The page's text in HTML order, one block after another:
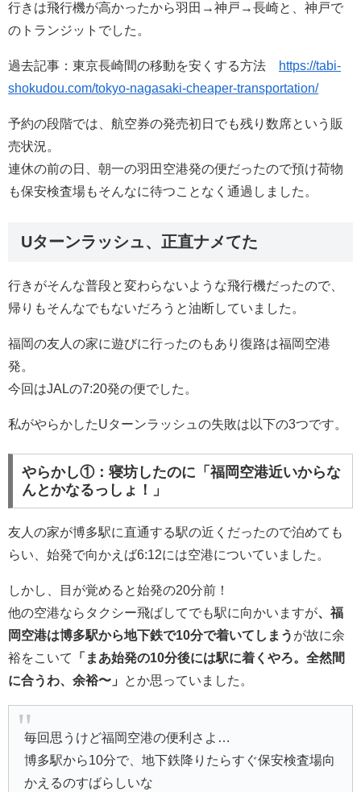
行きは飛行機が高かったから羽田→神戸→長崎と、神戸で
のトランジットでした。
過去記事：東京長崎間の移動を安くする方法
https://tabi-
shokudou.com/tokyo-nagasaki-cheaper-transportation/
予約の段階では、航空券の発売初日でも残り数席という販
売状況。
連休の前の日、朝一の羽田空港発の便だったので預け荷物
も保安検査場もそんなに待つことなく通過しました。
Uターンラッシュ、正直ナメてた
行きがそんな普段と変わらないような飛行機だったので、
帰りもそんなでもないだろうと油断していました。
福岡の友人の家に遊びに行ったのもあり復路は福岡空港
発。
今回はJALの7:20発の便でした。
私がやらかしたUターンラッシュの失敗は以下の3つです。
やらかし①：寝坊したのに「福岡空港近いからな
んとかなるっしょ！」
友人の家が博多駅に直通する駅の近くだったので泊めても
らい、始発で向かえば6:12には空港についていました。
しかし、目が覚めると始発の20分前！
他の空港ならタクシー飛ばしてでも駅に向かいますが、福
岡空港は博多駅から地下鉄で10分で着いてしまう が故に余
裕をこいて
「まあ始発の10分後には駅に着くやろ。全然間
に合うわ、余裕〜」
とか思っていました。
毎回思うけど福岡空港の便利さよ…
博多駅から10分で、地下鉄降りたらすぐ保安検査場向
かえるのすばらしいな